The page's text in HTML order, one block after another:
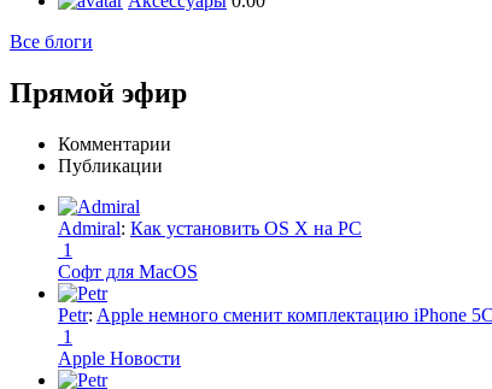
Все блоги
Прямой эфир
Комментарии
Публикации
Admiral: Как установить OS X на PC
1
Софт для MacOS
Petr: Apple немного сменит комплектацию iPhone 5C
1
Apple Новости